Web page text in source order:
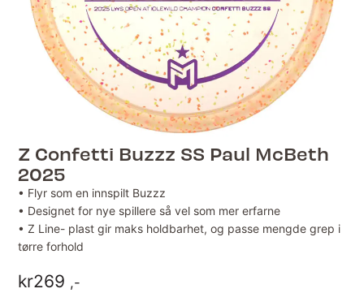
Z Confetti Buzzz SS Paul McBeth
2025
• Flyr som en innspilt Buzzz
• Designet for nye spillere så vel som mer erfarne
• Z Line- plast gir maks holdbarhet, og passe mengde grep i
tørre forhold
kr269 ,-